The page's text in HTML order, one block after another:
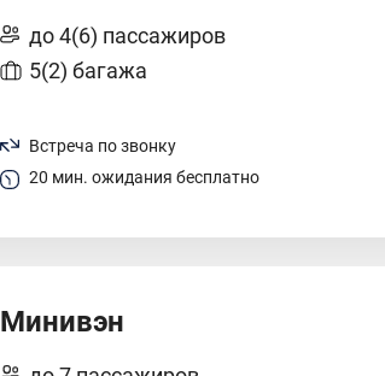
до 4(6) пассажиров
5(2) багажа
Встреча по звонку
20 мин. ожидания бесплатно
Минивэн